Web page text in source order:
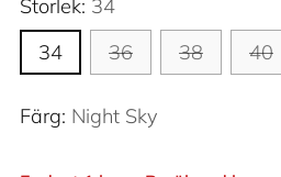
Storlek: 34
34
36 38 40
Färg: Night Sky